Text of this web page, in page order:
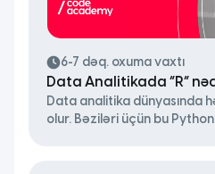
6-7 dəq. oxuma vaxtı
Data Analitikada “R”
Data analitika dünyasında
olur. Bəziləri üçün bu